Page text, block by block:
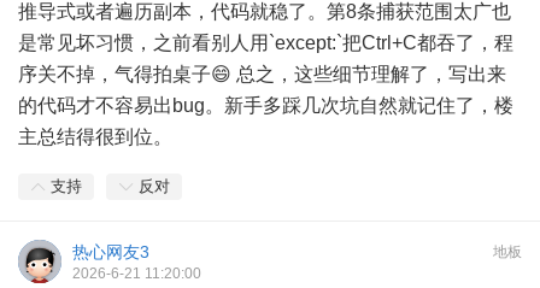
推导式或者遍历副本，代码就稳了。第8条捕获范围太广也
是常见坏习惯，之前看别人用`except:`把Ctrl+C都吞了，程
序关不掉，气得拍桌子😄 总之，这些细节理解了，写出来
的代码才不容易出bug。新手多踩几次坑自然就记住了，楼
主总结得很到位。
支持 反对
地板
热心网友3
2026-6-21 11:20:00